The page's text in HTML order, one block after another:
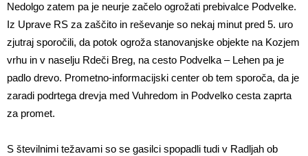
Nedolgo zatem pa je neurje začelo ogrožati prebivalce Podvelke.
Iz Uprave RS za zaščito in reševanje so nekaj minut pred 5. uro
zjutraj sporočili, da potok ogroža stanovanjske objekte na Kozjem
vrhu in v naselju Rdeči Breg, na cesto Podvelka – Lehen pa je
padlo drevo. Prometno-informacijski center ob tem sporoča, da je
zaradi podrtega drevja med Vuhredom in Podvelko cesta zaprta
za promet.
S številnimi težavami so se gasilci spopadli tudi v Radljah ob